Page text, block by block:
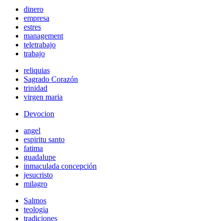
dinero
empresa
estres
management
teletrabajo
trabajo
reliquias
Sagrado Corazón
trinidad
virgen maria
Devocion
angel
espiritu santo
fatima
guadalupe
inmaculada concepción
jesucristo
milagro
Salmos
teologia
tradiciones